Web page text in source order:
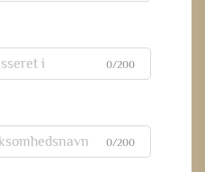
0/200
0/200